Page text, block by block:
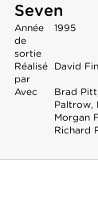
Seven
Année
de
sortie
1995
Réalisé
par
David
Avec Brad Pitt
Paltrow,
Morgan
Richard